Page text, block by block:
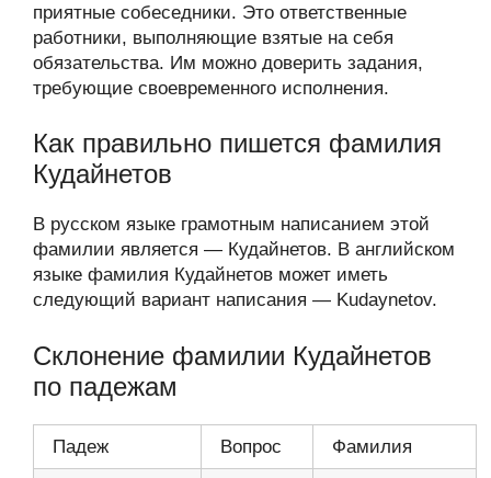
приятные собеседники. Это ответственные
работники, выполняющие взятые на себя
обязательства. Им можно доверить задания,
требующие своевременного исполнения.
Как правильно пишется фамилия
Кудайнетов
В русском языке грамотным написанием этой
фамилии является — Кудайнетов. В английском
языке фамилия Кудайнетов может иметь
следующий вариант написания — Kudaynetov.
Склонение фамилии Кудайнетов
по падежам
Падеж Вопрос Фамилия